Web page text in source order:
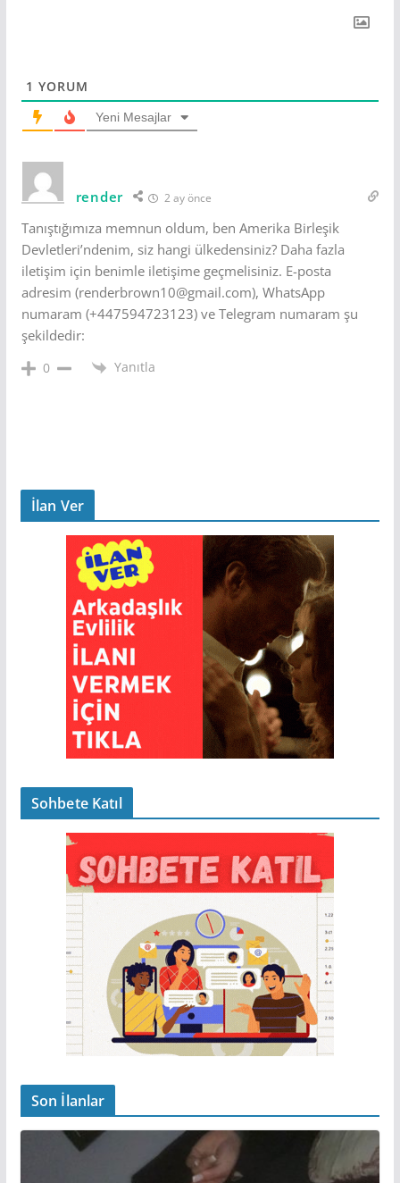
1 YORUM
Yeni Mesajlar
render 2 ay önce
Tanıştığımıza memnun oldum, ben Amerika Birleşik
Devletleri’ndenim, siz hangi ülkedensiniz? Daha fazla
iletişim için benimle iletişime geçmelisiniz. E-posta
adresim (renderbrown10@gmail.com), WhatsApp
numaram (+447594723123) ve Telegram numaram şu
şekildedir:
0 Yanıtla
İlan Ver
Sohbete Katıl
Son İlanlar